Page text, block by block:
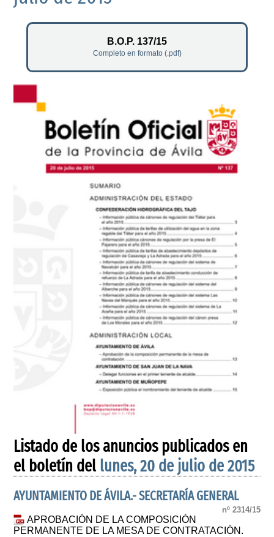
B.O.P. 137/15
Completo en formato (.pdf)
Listado de los anuncios publicados en
el boletín del lunes, 20 de julio de 2015
AYUNTAMIENTO DE ÁVILA.- SECRETARÍA GENERAL
nº 2314/15
APROBACIÓN DE LA COMPOSICIÓN
PERMANENTE DE LA MESA DE CONTRATACIÓN.